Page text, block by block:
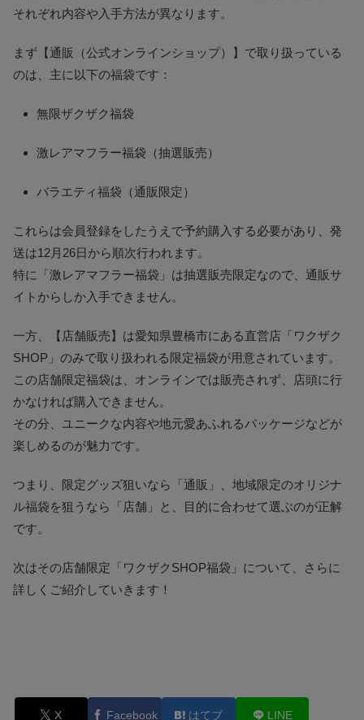
それぞれ内容や入手方法が異なります。
まず【通販（公式オンラインショップ）】で取り扱っている
のは、主に以下の福袋です：
無限ザクザク福袋
激レアマフラー福袋（抽選販売）
バラエティ福袋（通販限定）
これらは会員登録をしたうえで予約購入する必要があり、発
送は12月26日から順次行われます。
特に「激レアマフラー福袋」は抽選販売限定なので、通販サ
イトからしか入手できません。
一方、【店舗販売】は愛知県豊橋市にある直営店「ワクザク
SHOP」のみで取り扱われる限定福袋が用意されています。
この店舗限定福袋は、オンラインでは販売されず、店頭に行
かなければ購入できません。
その分、ユニークな内容や地元愛あふれるパッケージなどが
楽しめるのが魅力です。
つまり、限定グッズ狙いなら「通販」、地域限定のオリジナ
ル福袋を狙うなら「店舗」と、目的に合わせて選ぶのが正解
です。
次はその店舗限定「ワクザクSHOP福袋」について、さらに
詳しくご紹介していきます！
X Facebook はてブ LINE